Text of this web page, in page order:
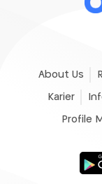
About Us
Karier
Profile